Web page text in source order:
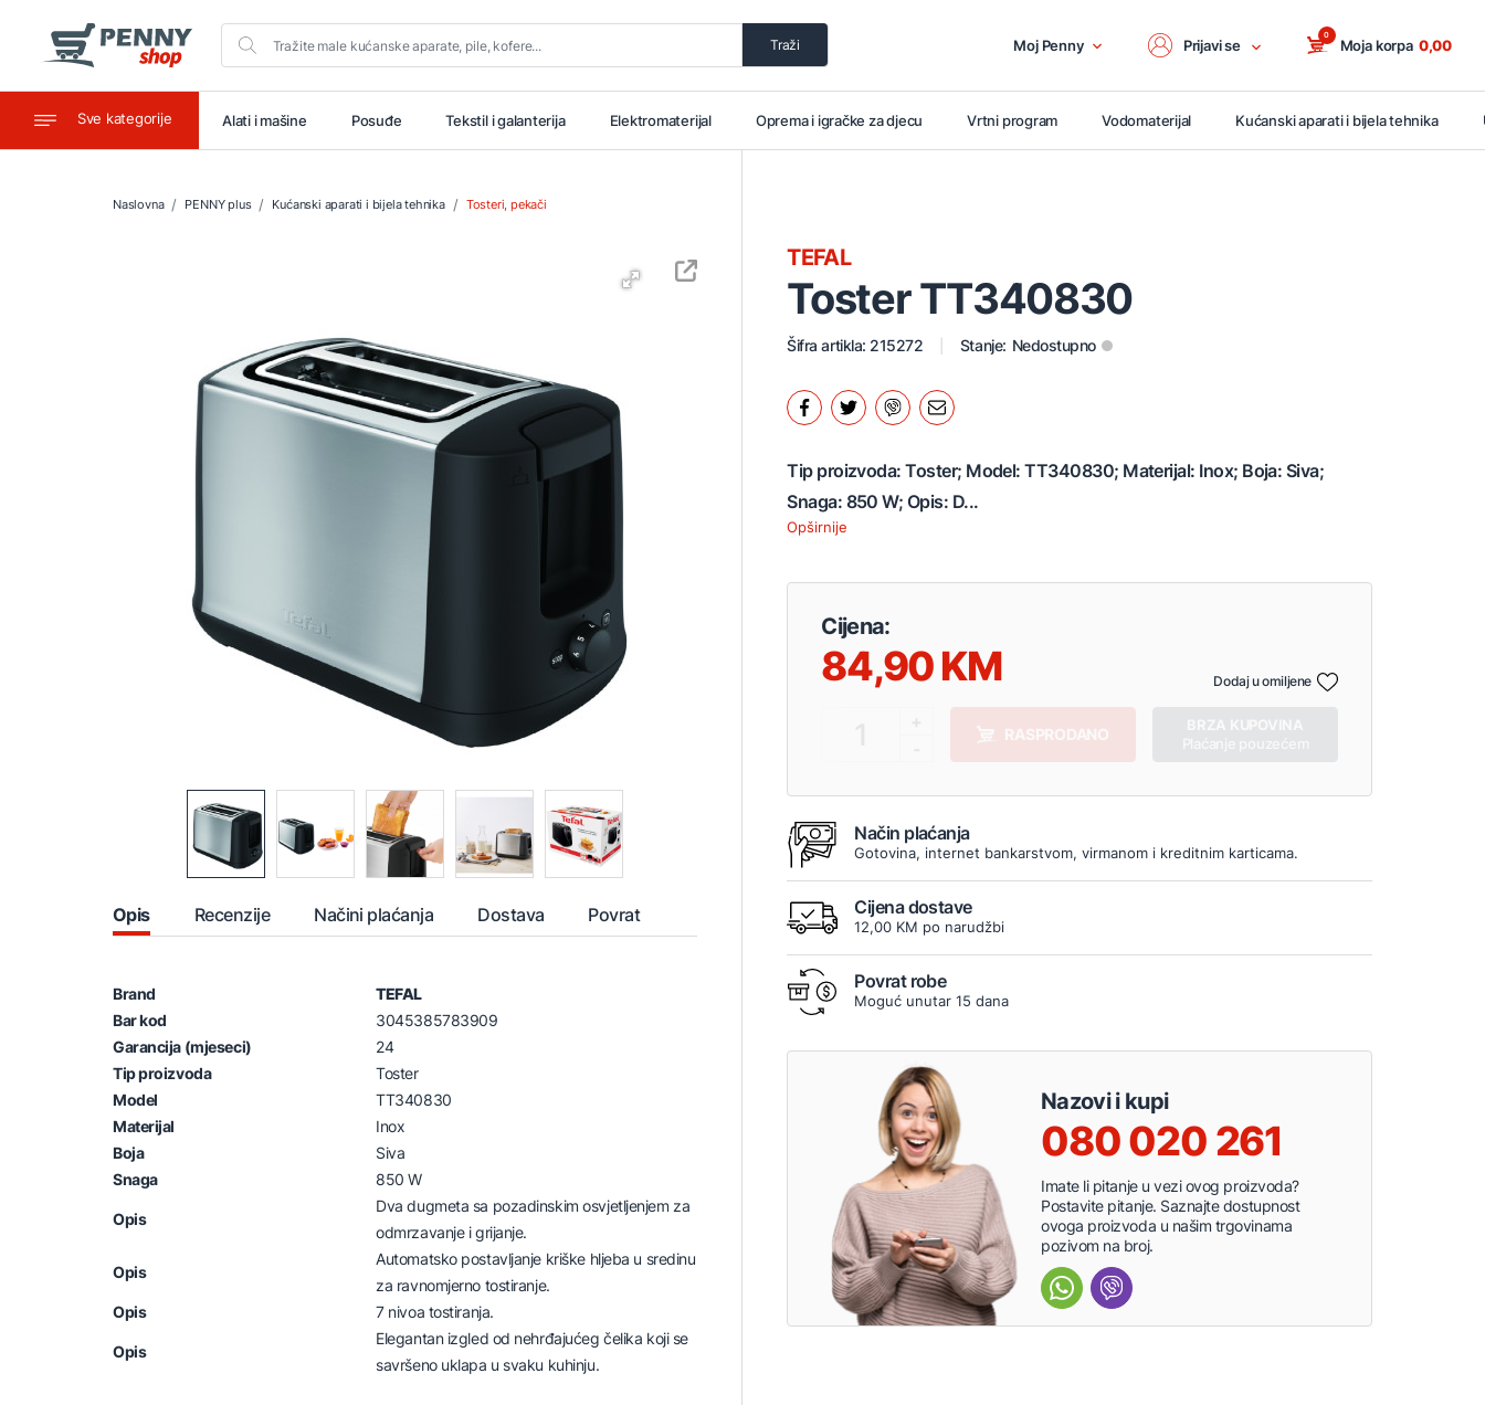
Traži Moj Penny Prijavi se Moja korpa
0
0,00
Sve kategorije
Ugostiteljstvo Alati i mašine Posuđe Tekstil i galanterija Elektromaterijal Oprema i igračke za djecu Vrtni program Vodomaterijal Kućanski aparati i bijela tehnika
Naslovna PENNY plus Kućanski aparati i bijela tehnika Tosteri, pekači
Opis Recenzije Načini plaćanja Dostava Povrat
Brand
TEFAL
Bar kod
3045385783909
Garancija (mjeseci)
24
Tip proizvoda
Toster
Model
TT340830
Materijal
Inox
Boja
Siva
Snaga
850 W
Opis
Dva dugmeta sa pozadinskim osvjetljenjem za
odmrzavanje i grijanje.
Opis
Automatsko postavljanje kriške hljeba u sredinu
za ravnomjerno tostiranje.
Opis
7 nivoa tostiranja.
Opis
Elegantan izgled od nehrđajućeg čelika koji se
savršeno uklapa u svaku kuhinju.
Toster TT340830
TEFAL
Šifra artikla: 215272 Stanje: Nedostupno
Tip proizvoda: Toster; Model: TT340830; Materijal: Inox; Boja: Siva;
Snaga: 850 W; Opis: D...
Opširnije
Cijena:
84,90
RASPRODANO
Dodaj u omiljene
Način plaćanja
Gotovina, internet bankarstvom, virmanom i kreditnim karticama.
Cijena dostave
12,00 KM po narudžbi
Povrat robe
Moguć unutar 15 dana
Nazovi i kupi
080 020 261
Imate li pitanje u vezi ovog proizvoda?
Postavite pitanje. Saznajte dostupnost
ovoga proizvoda u našim trgovinama
pozivom na broj.